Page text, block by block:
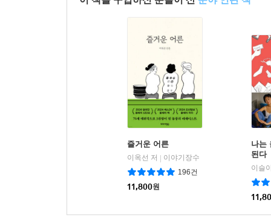
즐거운 어른
이옥선 저 | 이야기장수
196건
11,800원
나는
된다
이슬